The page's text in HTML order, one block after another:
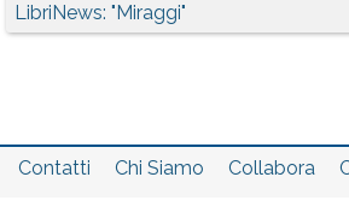
LibriNews: "Miraggi"
Contatti Chi Siamo Collabora